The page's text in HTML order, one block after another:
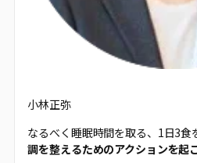
小林正弥
なるべく睡眠時間を取る、1日3食
調を整えるためのアクションを起